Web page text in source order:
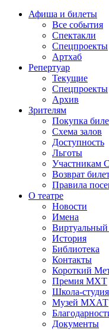
Афиша и билеты
Все события
Спектакли
Спецпроекты
Артхаб
Репертуар
Текущие
Спецпроекты
Архив
Зрителям
Покупка
Схема залов
Доступность
Льготы
Участникам
Возврат
Правила
О театре
Новости
Имена
Виртуальный
История
Библиотека
Контакты
Короткий
Премия МХТ
Школа-
Музей МХАТ
Документы